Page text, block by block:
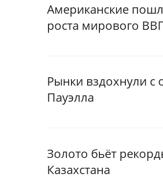
Американские
роста мирового
Рынки вздохнули с
Пауэлла
Золото бьёт
Казахстана